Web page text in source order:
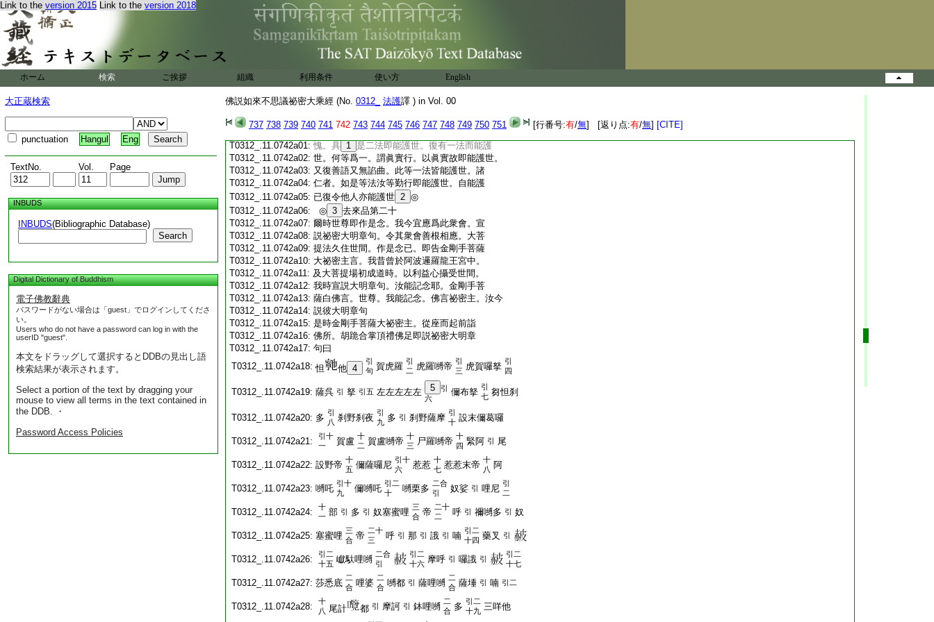
Link to the version 2015 Link to the version 2018
ホーム 検索 ご挨拶 組織 利用条件 使い方 English
大正蔵検索
punctuation Hangul Eng
TextNo. Vol. Page
INBUDS
INBUDS(Bibliographic Database)
Search
Digital Dictionary of Buddhism
電子佛教辭典
パスワードがない場合は「guest」でログインしてくださ
い。
Users who do not have a password can log in with the
userID "guest".
本文をドラッグして選択するとDDBの見出し語
検索結果が表示されます。
Select a portion of the text by dragging your
mouse to view all terms in the text contained in
the DDB. ・
Password Access Policies
佛説如來不思議祕密大乘經 (No. 0312_ 法護譯 ) in Vol. 00
737 738 739 740 741 742 743 744 745 746 747 748 749 750 751 [行番号:有/無] [返り点:有/無] [CITE]
T0312_.11.0741c19:戒之法。與善知識同梵行者共所修持。又復
T0312_.11.0741c20: 尊重愛樂意念。是爲第五戒修和敬。六者於
T0312_.11.0741c21:諸正見出離法中及勝決擇分。隨何等法修
T0312_.11.0741c22:
其正行。即當如應與善知識同梵行者共所
修作。又復尊重愛樂意念。是爲第六同見和
敬。諸仁者。此六和法乃能護世。復有四法而
T0312_.11.0741c25:能護世。何等爲四。一者不貪。以不貪故不墮
T0312_.11.0741c26: 惡趣。二者不瞋。以不瞋故不墮惡趣。三者不
T0312_.11.0741c27:癡。以不癡故不墮惡趣。四者不怖。以不怖故
T0312_.11.0741c28:不墮惡趣諸仁者。如是四法乃能護世。復有
T0312_.11.0741c29:二法而能護世。何等爲二。一者有慚。二者有
T0312_.11.0742a01: 愧。具 1 是二法即能護世。復有一法而能護
T0312_.11.0742a02: 世。何等爲一。謂眞實行。以眞實故即能護世。
T0312_.11.0742a03: 又復善語又無諂曲。此等一法皆能護世。諸
T0312_.11.0742a04: 仁者。如是等法汝等勤行即能護世。自能護
T0312_.11.0742a05: 已復令他人亦能護世 2 ◎
T0312_.11.0742a06:
◎ 3 去來品第二十
T0312_.11.0742a07: 爾時世尊即作是念。我今宜應爲此衆會。宣
T0312_.11.0742a08: 説祕密大明章句。令其衆會善根相應。大菩
T0312_.11.0742a09: 提法久住世間。作是念已。即告金剛手菩薩
T0312_.11.0742a10: 大祕密主言。我昔曾於阿波邏羅龍王宮中。
T0312_.11.0742a11: 及大菩提場初成道時。以利益心攝受世間。
T0312_.11.0742a12: 我時宣説大明章句。汝能記念耶。金剛手菩
T0312_.11.0742a13: 薩白佛言。世尊。我能記念。佛言祕密主。汝今
T0312_.11.0742a14: 説彼大明章句
T0312_.11.0742a15: 是時金剛手菩薩大祕密主。從座而起前詣
T0312_.11.0742a16: 佛所。胡跪合掌頂禮佛足即説祕密大明章
T0312_.11.0742a17: 句曰
T0312_.11.0742a18: 怛 他 4
引
句 賀虎羅 引
二 虎羅嚩帝 引
三 虎賀囉拏 引
四
T0312_.11.0742a19: 薩呉 引 拏 引五 左左左左左 5
引
六
儞布拏 引
七 芻怛刹
T0312_.11.0742a20: 多 引
八 刹野刹夜 引
九 多 引 刹野薩摩 引
十 設末儞葛囉
T0312_.11.0742a21:
引十
一
賀盧 十
二 賀盧嚩帝 十
三 尸羅嚩帝 十
四 緊阿 引 尾
T0312_.11.0742a22: 設野帝 十
五 儞薩囉尼 引十
六
惹惹 十
七 惹惹末帝 十
八 阿
T0312_.11.0742a23: 嚩吒 引十
九
儞嚩吒 引二
十
嚩栗多 二合
引
奴娑 引 哩尼 引
二
T0312_.11.0742a24:
十
一 部 引 多 引 奴塞蜜哩 三
合 帝 二十
二
呼 引 禰嚩多 引 奴
T0312_.11.0742a25: 塞蜜哩 三
合 帝 二十
三
呼 引 那 引 誐 引 喃 引二
十四 藥叉 引
T0312_.11.0742a26:
引二
十五 巘馱哩嚩 二合
引
引二
十六 摩呼 引 囉誐 引
引二
十七
T0312_.11.0742a27: 莎悉底 二
合 哩婆 二
合 嚩都 引 薩哩嚩 二
合 薩埵 引 喃 引二
T0312_.11.0742a28:
十
八 尾計 都 引 摩訶 引 鉢哩嚩 二
合 多 引二
十九 三咩他